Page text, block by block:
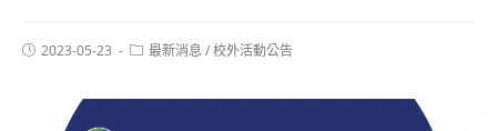
2023-05-23 最新消息 /校外活動公告